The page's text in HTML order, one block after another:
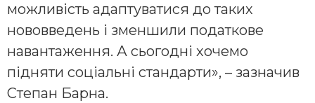
можливість адаптуватися до таких
нововведень і зменшили податкове
навантаження. А сьогодні хочемо
підняти соціальні стандарти», – зазначив
Степан Барна.